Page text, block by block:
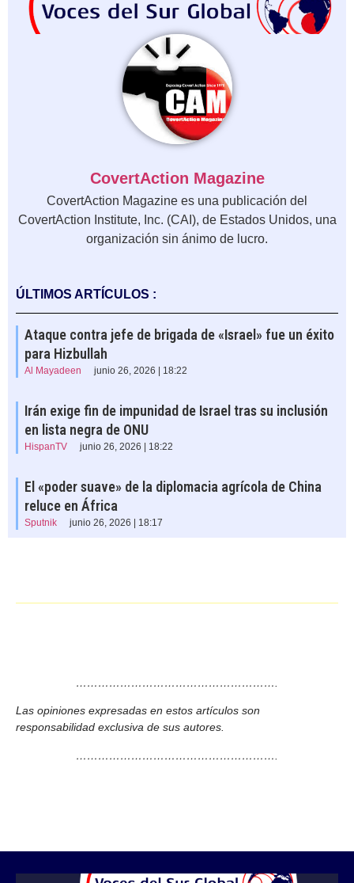
CovertAction Magazine
CovertAction Magazine es una publicación del
CovertAction Institute, Inc. (CAI), de Estados Unidos, una
organización sin ánimo de lucro.
ÚLTIMOS ARTÍCULOS :
Ataque contra jefe de brigada de «Israel» fue un éxito
para Hizbullah
Al Mayadeen junio 26, 2026 | 18:22
Irán exige fin de impunidad de Israel tras su inclusión
en lista negra de ONU
HispanTV junio 26, 2026 | 18:22
El «poder suave» de la diplomacia agrícola de China
reluce en África
Sputnik junio 26, 2026 | 18:17
……………………………………………….
Las opiniones expresadas en estos artículos son
responsabilidad exclusiva de sus autores.
……………………………………………….